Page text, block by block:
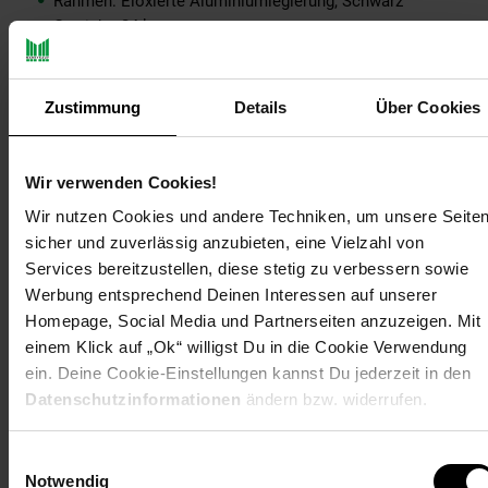
Zustimmung Details Über Cookies
Wir verwenden Cookies!
Wir nutzen Cookies und andere Techniken, um unsere
sicher und zuverlässig anzubieten, eine Vielzahl von
Services bereitzustellen, diese stetig zu verbessern sowie
Werbung entsprechend Deinen Interessen auf unserer
Homepage, Social Media und Partnerseiten anzuzeigen. Mit
einem Klick auf „Ok“ willigst Du in die Cookie Verwendung
ein. Deine Cookie-Einstellungen kannst Du jederzeit in den
Datenschutzinformationen ändern bzw. widerrufen.
Notwendig
Gewicht: 24 kg
zusätzlicher bifazialer Energieausbeute)
1 x Mikro-Wechselrichter TSOL-MX800Lite TSUN 800
1 x TSUN TSOL-DCU2000Lite 2,01 kWh Solarspeicher
1 x Anschlusskabel 5m vom Wechselrichter zur
Haussteckdose
4 x Solar Kabel Verlängerungen mit 1m Länge (2x Rot
und 2x Schwarz)
Hinweise : Die Dekoration ist nicht im Lieferumfang enthalten.
möglich.
Warnung: